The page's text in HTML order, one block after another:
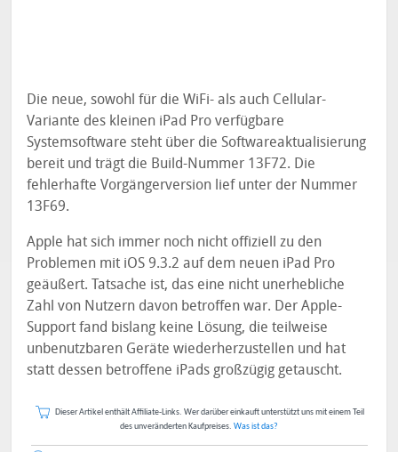
Die neue, sowohl für die WiFi- als auch Cellular-
Variante des kleinen iPad Pro verfügbare
Systemsoftware steht über die Softwareaktualisierung
bereit und trägt die Build-Nummer 13F72. Die
fehlerhafte Vorgängerversion lief unter der Nummer
13F69.
Apple hat sich immer noch nicht offiziell zu den
Problemen mit iOS 9.3.2 auf dem neuen iPad Pro
geäußert. Tatsache ist, das eine nicht unerhebliche
Zahl von Nutzern davon betroffen war. Der Apple-
Support fand bislang keine Lösung, die teilweise
unbenutzbaren Geräte wiederherzustellen und hat
statt dessen betroffene iPads großzügig getauscht.
Dieser Artikel enthält Affiliate-Links. Wer darüber einkauft unterstützt uns mit einem Teil
des unveränderten Kaufpreises. Was ist das?